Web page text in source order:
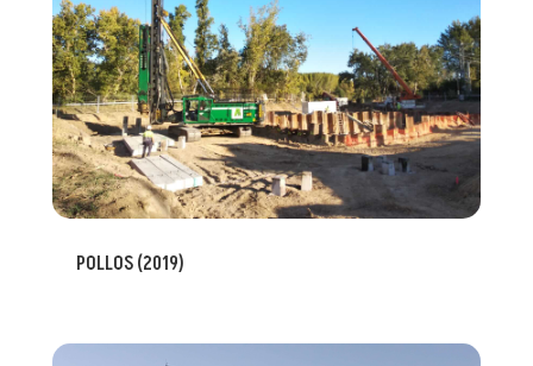
POLLOS (2019)